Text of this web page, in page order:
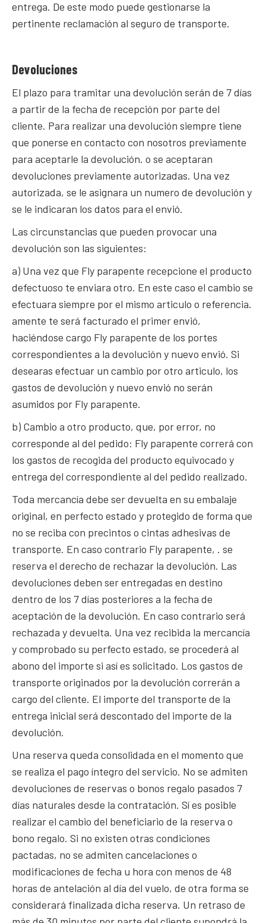
entrega. De este modo puede gestionarse la
pertinente reclamación al seguro de transporte.
Devoluciones
El plazo para tramitar una devolución serán de 7 días
a partir de la fecha de recepción por parte del
cliente. Para realizar una devolución siempre tiene
que ponerse en contacto con nosotros previamente
para aceptarle la devolución. o se aceptaran
devoluciones previamente autorizadas. Una vez
autorizada, se le asignara un numero de devolución y
se le indicaran los datos para el envió.
Las circunstancias que pueden provocar una
devolución son las siguientes:
a) Una vez que Fly parapente recepcione el producto
defectuoso te enviara otro. En este caso el cambio se
efectuara siempre por el mismo articulo o referencia.
amente te será facturado el primer envió,
haciéndose cargo Fly parapente de los portes
correspondientes a la devolución y nuevo envió. Si
desearas efectuar un cambio por otro articulo, los
gastos de devolución y nuevo envió no serán
asumidos por Fly parapente.
b) Cambio a otro producto, que, por error, no
corresponde al del pedido: Fly parapente correrá con
los gastos de recogida del producto equivocado y
entrega del correspondiente al del pedido realizado.
Toda mercancía debe ser devuelta en su embalaje
original, en perfecto estado y protegido de forma que
no se reciba con precintos o cintas adhesivas de
transporte. En caso contrario Fly parapente, . se
reserva el derecho de rechazar la devolución. Las
devoluciones deben ser entregadas en destino
dentro de los 7 días posteriores a la fecha de
aceptación de la devolución. En caso contrario será
rechazada y devuelta. Una vez recibida la mercancía
y comprobado su perfecto estado, se procederá al
abono del importe si así es solicitado. Los gastos de
transporte originados por la devolución correrán a
cargo del cliente. El importe del transporte de la
entrega inicial será descontado del importe de la
devolución.
Una reserva queda consolidada en el momento que
se realiza el pago íntegro del servicio. No se admiten
devoluciones de reservas o bonos regalo pasados 7
días naturales desde la contratación. Sí es posible
realizar el cambio del beneficiario de la reserva o
bono regalo. Si no existen otras condiciones
pactadas, no se admiten cancelaciones o
modificaciones de fecha u hora con menos de 48
horas de antelación al día del vuelo, de otra forma se
considerará finalizada dicha reserva. Un retraso de